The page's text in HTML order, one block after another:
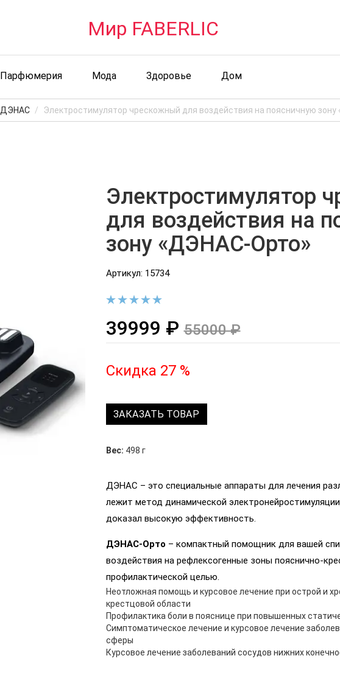
Мир FABERLIC
Парфюмерия Мода Здоровье Дом
ДЭНАС Электростимулятор чрескожный для воздействия на поясничную
Электростимулятор
для воздействия на
зону «ДЭНАС-Орто»
Артикул: 15734
39999 ₽55000 ₽
Скидка 27 %
ЗАКАЗАТЬ ТОВАР
Вес: 498 г
ДЭНАС – это специальные аппараты для лечения
лежит метод динамической
доказал высокую эффективность.
ДЭНАС-Орто – компактный помощник для вашей
воздействия на рефлексогенные зоны пояснично-
профилактической целью.
Неотложная помощь и курсовое лечение при острой и
крестцовой области
Профилактика боли в пояснице при повышенных
Симптоматическое лечение и курсовое лечение
сферы
Курсовое лечение заболеваний сосудов нижних